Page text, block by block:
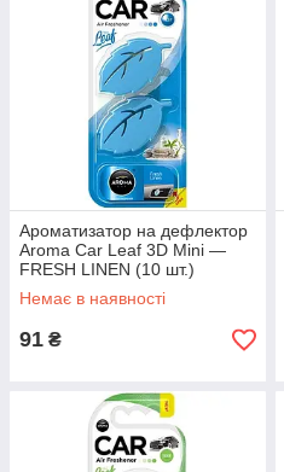
Ароматизатор на дефлектор
Aroma Car Leaf 3D Mini —
FRESH LINEN (10 шт.)
Немає в наявності
91 ₴